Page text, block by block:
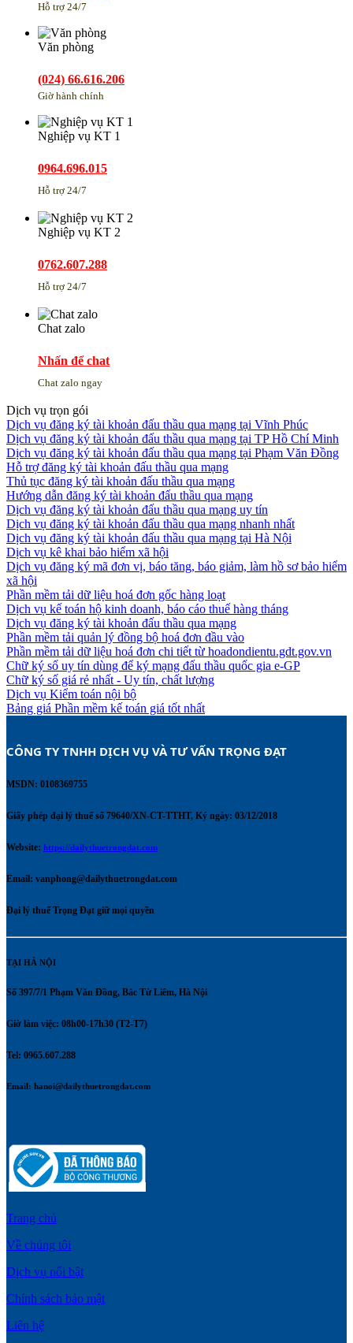
Hỗ trợ 24/7
Văn phòng
(024) 66.616.206
Giờ hành chính
Nghiệp vụ KT 1
0964.696.015
Hỗ trợ 24/7
Nghiệp vụ KT 2
0762.607.288
Hỗ trợ 24/7
Chat zalo
Nhấn để chat
Chat zalo ngay
Dịch vụ trọn gói
Dịch vụ đăng ký tài khoản đấu thầu qua mạng tại Vĩnh Phúc
Dịch vụ đăng ký tài khoản đấu thầu qua mạng tại TP Hồ Chí Minh
Dịch vụ đăng ký tài khoản đấu thầu qua mạng tại Phạm Văn Đồng
Hỗ trợ đăng ký tài khoản đấu thầu qua mạng
Thủ tục đăng ký tài khoản đấu thầu qua mạng
Hướng dẫn đăng ký tài khoản đấu thầu qua mạng
Dịch vụ đăng ký tài khoản đấu thầu qua mạng uy tín
Dịch vụ đăng ký tài khoản đấu thầu qua mạng nhanh nhất
Dịch vụ đăng ký tài khoản đấu thầu qua mạng tại Hà Nội
Dịch vụ kê khai bảo hiểm xã hội
Dịch vụ đăng ký mã đơn vị, báo tăng, báo giảm, làm hồ sơ bảo hiểm
xã hội
Phần mềm tải dữ liệu hoá đơn gốc hàng loạt
Dịch vụ kế toán hộ kinh doanh, báo cáo thuế hàng tháng
Dịch vụ đăng ký tài khoản đấu thầu qua mạng
Phần mềm tải quản lý đồng bộ hoá đơn đầu vào
Phần mềm tải dữ liệu hoá đơn chi tiết từ hoadondientu.gdt.gov.vn
Chữ ký số uy tín dùng để ký mạng đấu thầu quốc gia e-GP
Chữ ký số giá rẻ nhất - Uy tín, chất lượng
Dịch vụ Kiểm toán nội bộ
Bảng giá Phần mềm kế toán giá tốt nhất
CÔNG TY TNHH DỊCH VỤ VÀ TƯ VẤN TRỌNG ĐẠT
MSDN: 0108369755
Giấy phép đại lý thuế số 79640/XN-CT-TTHT, Ký ngày: 03/12/2018
Website: https://dailythuetrongdat.com
Email: vanphong@dailythuetrongdat.com
Đại lý thuế Trọng Đạt giữ mọi quyền
TẠI HÀ NỘI
Số 397/7/1 Phạm Văn Đồng, Bắc Từ Liêm, Hà Nội
Giờ làm việc: 08h00-17h30 (T2-T7)
Tel: 0965.607.288
Email: hanoi@dailythuetrongdat.com
Trang chủ
Về chúng tôi
Dịch vụ nổi bật
Chính sách bảo mật
Liên hệ